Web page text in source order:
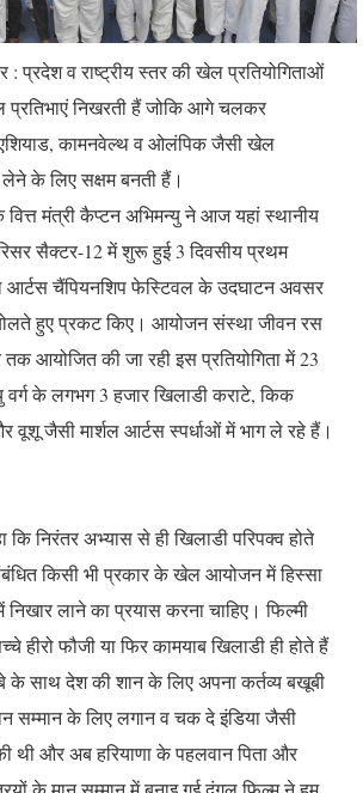
: प्रदेश व राष्ट्रीय स्तर की खेल प्रतियोगिताओं
प्रतिभाएं निखरती हैं जोकि आगे चलकर
एशियाड, कामनवेल्थ व ओलंपिक जैसी खेल
लेने के लिए सक्षम बनती हैं।
वित्त मंत्री कैप्टन अभिमन्यु ने आज यहां स्थानीय
सैक्टर-12 में शुरू हुई 3 दिवसीय प्रथम
आर्टस चैंपियनशिप फेस्टिवल के उदघाटन अवसर
बोलते हुए प्रकट किए। आयोजन संस्था जीवन रस
तक आयोजित की जा रही इस प्रतियोगिता में 23
वर्ग के लगभग 3 हजार खिलाडी कराटे, किक
वूशू जैसी मार्शल आर्टस स्पर्धाओं में भाग ले रहे हैं।
निरंतर अभ्यास से ही खिलाडी परिपक्व होते
किसी भी प्रकार के खेल आयोजन में हिस्सा
लाने का प्रयास करना चाहिए। फिल्मी
हीरो फौजी या फिर कामयाब खिलाडी ही होते हैं
साथ देश की शान के लिए अपना कर्तव्य बखूबी
सम्मान के लिए लगान व चक दे इंडिया जैसी
थी और अब हरियाणा के पहलवान पिता और